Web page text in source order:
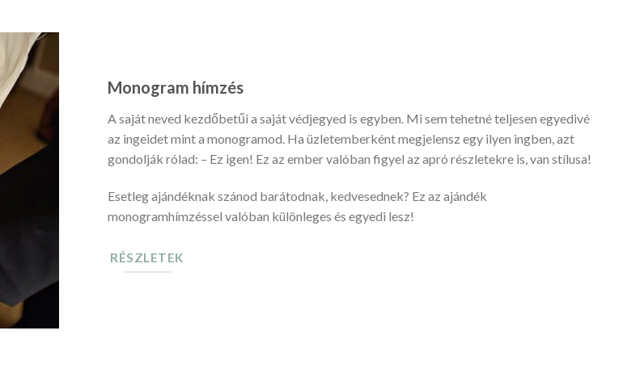
Monogram hímzés
A saját neved kezdőbetűi a saját védjegyed is egyben. Mi sem tehetné teljesen egyedivé
az ingeidet mint a monogramod. Ha üzletemberként megjelensz egy ilyen ingben, azt
gondolják rólad: – Ez igen! Ez az ember valóban figyel az apró részletekre is, van stílusa!
Esetleg ajándéknak szánod barátodnak, kedvesednek? Ez az ajándék
monogramhímzéssel valóban különleges és egyedi lesz!
RÉSZLETEK